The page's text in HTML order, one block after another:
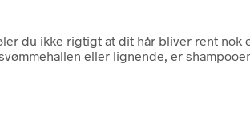
du ikke rigtigt at dit hår bliver rent nok
eller lignende, er